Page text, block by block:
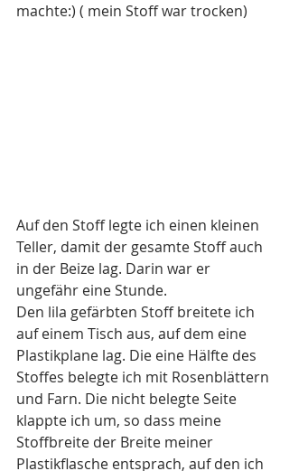
machte:) ( mein Stoff war trocken)
Auf den Stoff legte ich einen kleinen
Teller, damit der gesamte Stoff auch
in der Beize lag. Darin war er
ungefähr eine Stunde.
Den lila gefärbten Stoff breitete ich
auf einem Tisch aus, auf dem eine
Plastikplane lag. Die eine Hälfte des
Stoffes belegte ich mit Rosenblättern
und Farn. Die nicht belegte Seite
klappte ich um, so dass meine
Stoffbreite der Breite meiner
Plastikflasche entsprach, auf den ich